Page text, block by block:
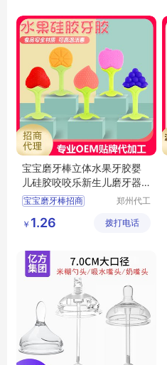
宝宝磨牙棒立体水果牙胶婴
儿硅胶咬咬乐新生儿磨牙器
安抚咬胶玩具招商代理 定制
批发
宝宝磨牙棒招商
硅胶咬咬乐定制
咬胶玩具招商
郑州代工
技有限公
￥ 1.26 拨打电话